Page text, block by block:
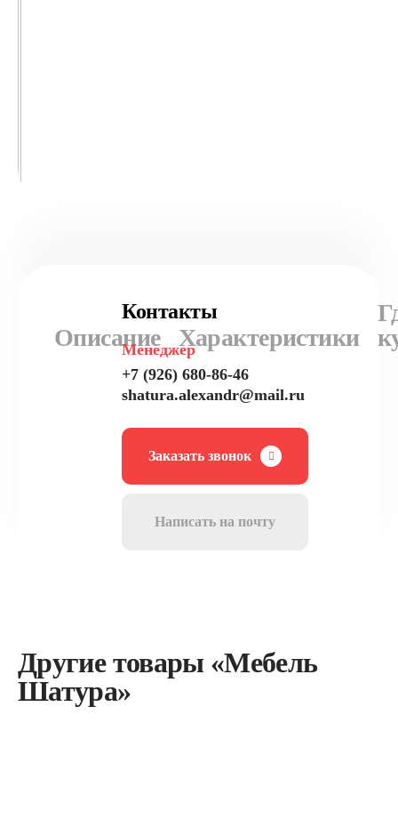
Описание Характеристики
Контакты
Менеджер
+7 (926) 680-86-46
shatura.alexandr@mail.ru
Заказать звонок
Написать на почту
Другие товары «Мебель
Шатура»